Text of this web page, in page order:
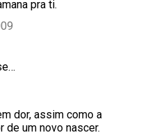
pra ti.
dor, assim como a
de um novo nascer.